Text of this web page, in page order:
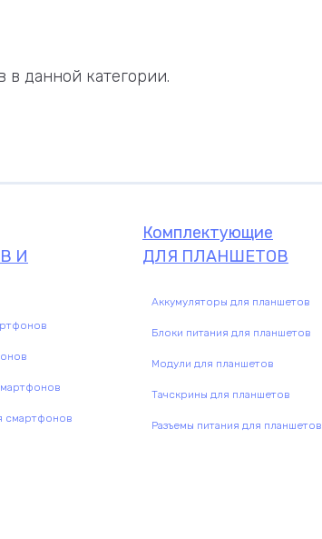
данной категории.
И
смартфонов
Комплектующие
ДЛЯ ПЛАНШЕТОВ
Аккумуляторы для планшетов
Блоки питания для планшетов
Модули для планшетов
Тачскрины для планшетов
Разъемы питания для планшетов